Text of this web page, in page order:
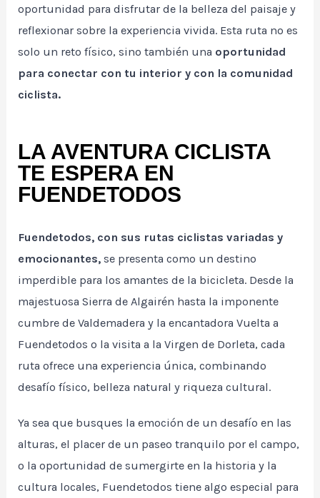
oportunidad para disfrutar de la belleza del paisaje y
reflexionar sobre la experiencia vivida. Esta ruta no es
solo un reto físico, sino también una oportunidad
para conectar con tu interior y con la comunidad
ciclista.
LA AVENTURA CICLISTA
TE ESPERA EN
FUENDETODOS
Fuendetodos, con sus rutas ciclistas variadas y
emocionantes, se presenta como un destino
imperdible para los amantes de la bicicleta. Desde la
majestuosa Sierra de Algairén hasta la imponente
cumbre de Valdemadera y la encantadora Vuelta a
Fuendetodos o la visita a la Virgen de Dorleta, cada
ruta ofrece una experiencia única, combinando
desafío físico, belleza natural y riqueza cultural.
Ya sea que busques la emoción de un desafío en las
alturas, el placer de un paseo tranquilo por el campo,
o la oportunidad de sumergirte en la historia y la
cultura locales, Fuendetodos tiene algo especial para